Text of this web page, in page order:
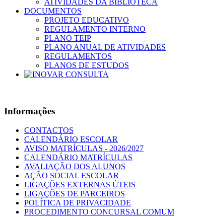
ATIVIDADES DA BIBLIOTECA
DOCUMENTOS
PROJETO EDUCATIVO
REGULAMENTO INTERNO
PLANO TEIP
PLANO ANUAL DE ATIVIDADES
REGULAMENTOS
PLANOS DE ESTUDOS
Informações
CONTACTOS
CALENDÁRIO ESCOLAR
AVISO MATRÍCULAS - 2026/2027
CALENDÁRIO MATRÍCULAS
AVALIAÇÃO DOS ALUNOS
AÇÃO SOCIAL ESCOLAR
LIGAÇÕES EXTERNAS ÚTEIS
LIGAÇÕES DE PARCEIROS
POLÍTICA DE PRIVACIDADE
PROCEDIMENTO CONCURSAL COMUM